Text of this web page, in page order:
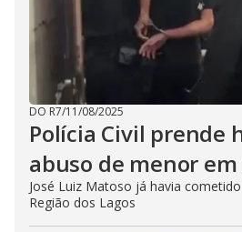
DO R7/11/08/2025
Polícia Civil prende
abuso de menor
José Luiz Matoso já havia
Região dos Lagos